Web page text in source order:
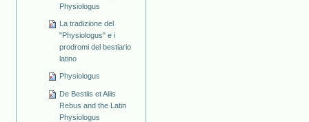
Physiologus
La tradizione del
"Physiologus" e i
prodromi del bestiario
latino
Physiologus
De Bestiis et Aliis
Rebus and the Latin
Physiologus